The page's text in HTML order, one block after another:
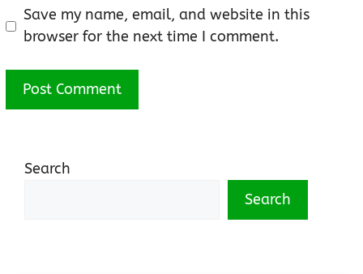
Save my name, email, and website in this
browser for the next time I comment.
Search
Search